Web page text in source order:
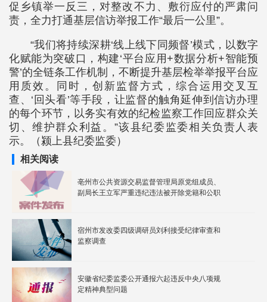
促乡镇举一反三，对整改不力、敷衍应付的严肃问
责，全力打通基层信访举报工作“最后一公里”。
“我们将持续深耕‘线上线下同频督’模式，以数字
化赋能为突破口，构建‘平台应用+数据分析+智能预
警’的全链条工作机制，不断提升基层检举举报平台应
用质效。同时，创新监督方式，综合运用交叉互
查、‘回头看’等手段，让监督的触角延伸到信访办理
的每个环节，以务实有效的纪检监察工作回应群众关
切、维护群众利益。”该县纪委监委相关负责人表
示。（颍上县纪委监委）
相关阅读
亳州市公共资源交易监督管理局原党组成员、
副局长王立军严重违纪违法被开除党籍和公职
宿州市发改委四级调研员刘利接受纪律审查和
监察调查
安徽省纪委监委公开通报六起违反中央八项规
定精神典型问题